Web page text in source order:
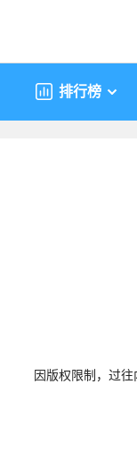
排行榜
因版权限制，过